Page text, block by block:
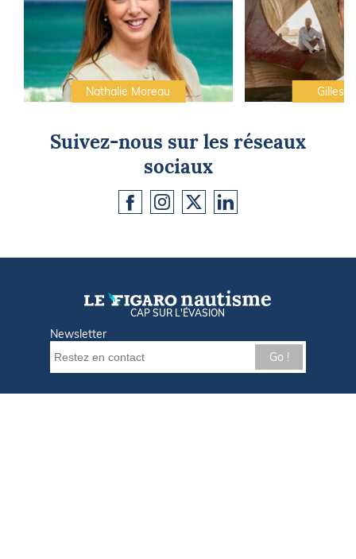
Nathalie Moreau Gilles
Suivez-nous sur les réseaux
sociaux
CAP SUR L'ÉVASION
Newsletter
Go !